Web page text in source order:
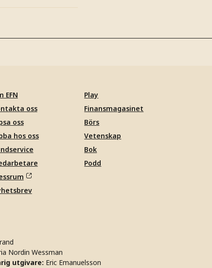
EFN
oss
oss
hos oss
Play
Finansmagasinet
Börs
Vetenskap
Bok
Podd
Nordin Wessman
utgivare: Eric Emanuelsson